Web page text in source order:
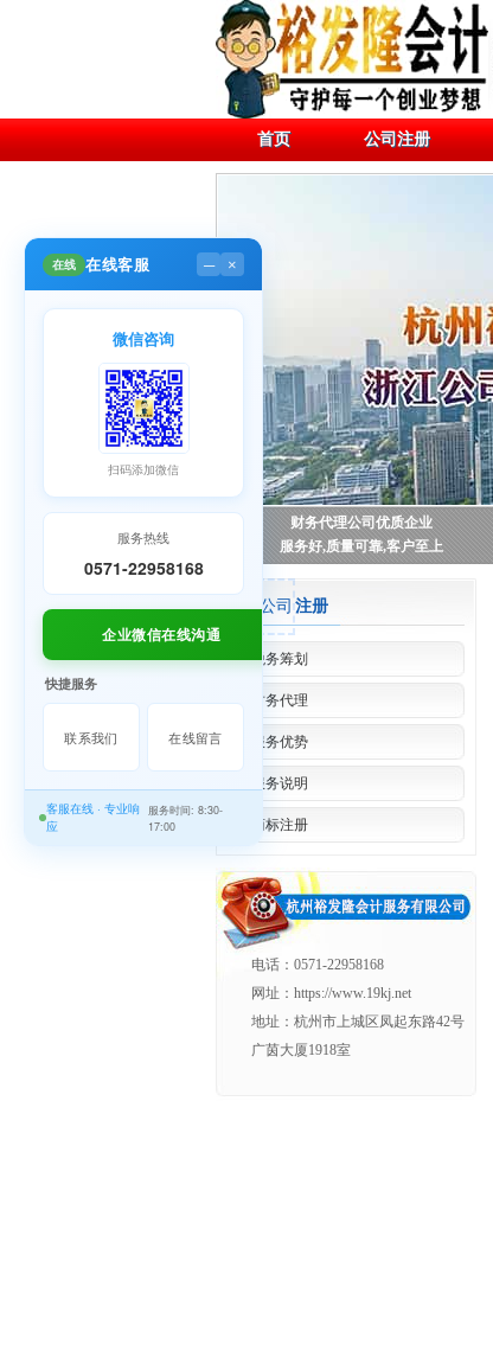
首页 公司注册
财务代理公司优质企业
服务好,质量可靠,客户至上
公司 注册
税务筹划
财务代理
服务优势
服务说明
商标注册
电话：0571-22958168
网址：https://www.19kj.net
地址：杭州市上城区凤起东路42号
广茵大厦1918室
在线 在线客服 ─ ×
微信咨询
扫码添加微信
服务热线
0571-22958168
企业微信在线沟通
快捷服务
联系我们 在线留言
客服在线 · 专业响
应
服务时间: 8:30-
17:00